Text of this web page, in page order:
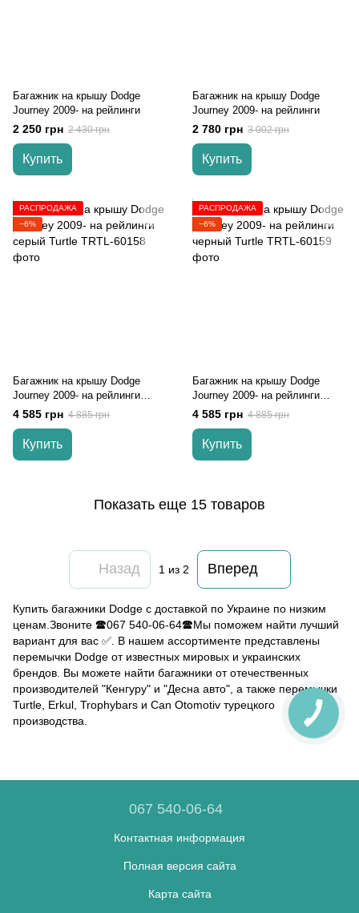
Багажник на крышу Dodge
Journey 2009- на рейлинги
2 250 грн 2 430 грн
Купить
Багажник на крышу Dodge
Journey 2009- на рейлинги
2 780 грн 3 002 грн
Купить
РАСПРОДАЖА
−6%
Багажник на крышу Dodge
Journey 2009- на рейлинги
серый Turtle
4 585 грн 4 885 грн
Купить
РАСПРОДАЖА
−6%
Багажник на крышу Dodge
Journey 2009- на рейлинги
черный Turtle
4 585 грн 4 885 грн
Купить
Показать еще 15 товаров
Назад 1 из 2 Вперед
Купить багажники Dodge с доставкой по Украине по низким
ценам.Звоните 🕿067 540-06-64🕿Мы поможем найти лучший
вариант для вас ✅. В нашем ассортименте представлены
перемычки Dodge от известных мировых и украинских
брендов. Вы можете найти багажники от отечественных
производителей "Кенгуру" и "Десна авто", а также перемычки
Turtle, Erkul, Trophybars и Can Otomotiv турецкого
производства.
067 540-06-64
Контактная информация
Полная версия сайта
Карта сайта